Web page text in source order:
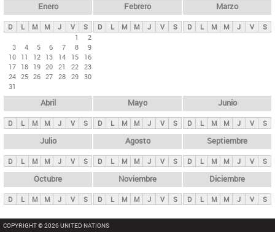
ds
p
n
c
i
p
l
e
s
Enero
D L M M J V
S
1
2
3
4 5 6 7 8
9
10 11 12 13 14 15
16
17 18 19 20 21 22 23
24 25 26 27 28 29 30
31
Febrero
D L M M J V S
Marzo
D L M M J V S
Abril
D L M M J V S
Mayo
D L M M J V S
Junio
D L M M J V S
Julio
D L M M J V S
Agosto
D L M M J V S
Septiembre
D L M M J V S
Octubre
D L M M J V S
Noviembre
D L M M J V S
Diciembre
D L M M J V S
COPYRIGHT © 2026 UNITED NATIONS